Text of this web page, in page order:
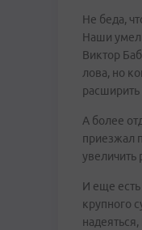
Не беда,
Наши
Виктор
лова, но
расширить
А более
приезжал
увеличить
И еще есть
крупного